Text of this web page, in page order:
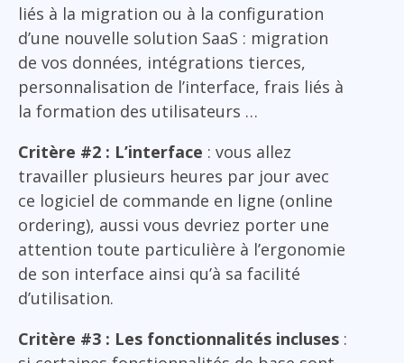
liés à la migration ou à la configuration
d’une nouvelle solution SaaS : migration
de vos données, intégrations tierces,
personnalisation de l’interface, frais liés à
la formation des utilisateurs …
Critère #2 : L’interface : vous allez
travailler plusieurs heures par jour avec
ce logiciel de commande en ligne (online
ordering), aussi vous devriez porter une
attention toute particulière à l’ergonomie
de son interface ainsi qu’à sa facilité
d’utilisation.
Critère #3 : Les fonctionnalités incluses :